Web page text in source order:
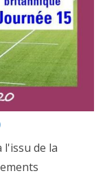
l'issu de la